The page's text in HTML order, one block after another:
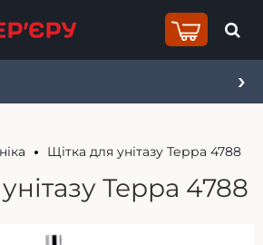
Щітка для унітазу Терра 4788
Терра 4788